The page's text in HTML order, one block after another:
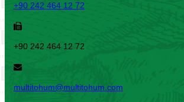
+90 242 464 12 72
+90 242 464 12 72
multitohum@multitohum.com